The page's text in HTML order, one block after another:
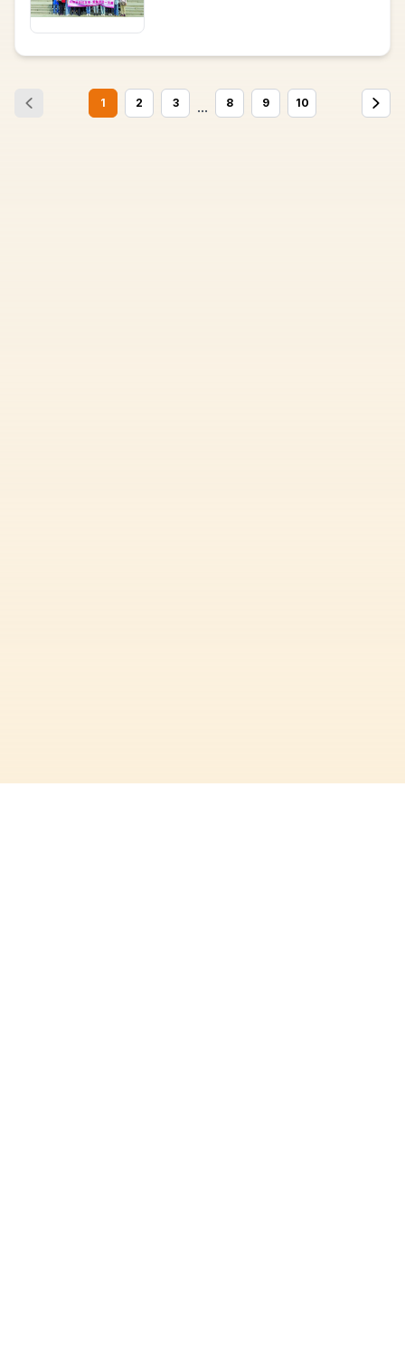
1 2 3 ... 8 9 10